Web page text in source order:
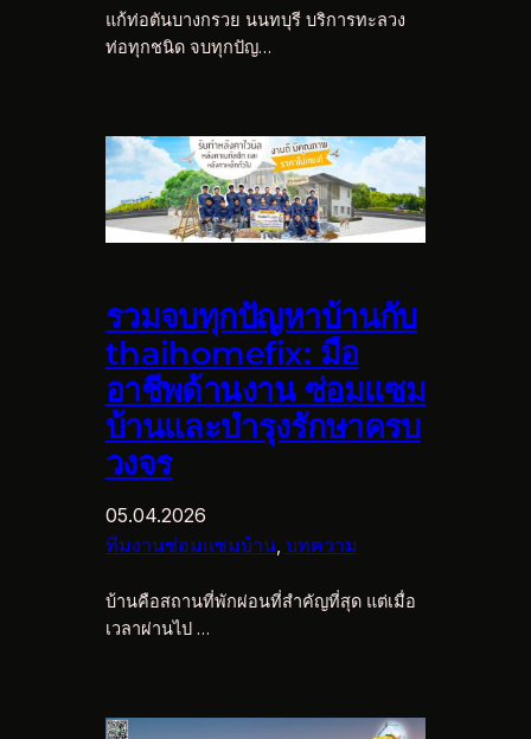
แก้ท่อตันบางกรวย นนทบุรี บริการทะลวง
ท่อทุกชนิด จบทุกปัญ…
รวมจบทุกปัญหาบ้านกับ
thaihomefix: มือ
อาชีพด้านงาน ซ่อมแซม
บ้านและบำรุงรักษาครบ
วงจร
05.04.2026
ทีมงานซ่อมแซมบ้าน, บทความ
บ้านคือสถานที่พักผ่อนที่สำคัญที่สุด แต่เมื่อ
เวลาผ่านไป …